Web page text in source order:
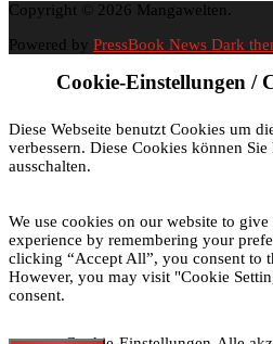
Copyright © 2026 Mangawelten.
Powered by PressBook News Dark
Cookie-Einstellungen /
Diese Webseite benutzt Cookies um
verbessern. Diese Cookies können
ausschalten.
We use cookies on our website to
experience by remembering your
clicking “Accept All”, you consent to
However, you may visit "Cookie
consent.